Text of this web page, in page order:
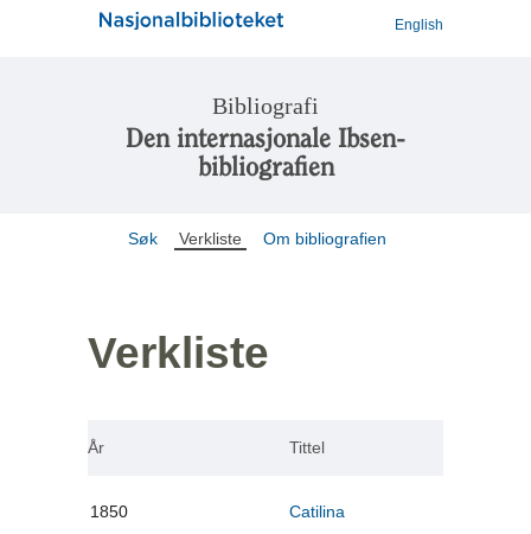
English
Bibliografi
Den internasjonale Ibsen-
bibliografien
Søk Verkliste Om bibliografien
Verkliste
År Tittel
1850 Catilina